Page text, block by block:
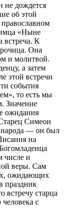
не дождется
об этой
«Ныне
встреча. К
Она
и молитвой.
а затем
этой встречи
события
то есть мы
Значение
ожидания
Симеон
народа — он был
на
числе и
веры. Сам
ожидающих
праздник
встречу старца
с